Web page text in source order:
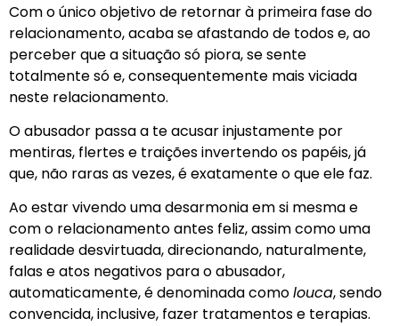
Com o único objetivo de retornar à primeira fase do
relacionamento, acaba se afastando de todos e, ao
perceber que a situação só piora, se sente
totalmente só e, consequentemente mais viciada
neste relacionamento.
O abusador passa a te acusar injustamente por
mentiras, flertes e traições invertendo os papéis, já
que, não raras as vezes, é exatamente o que ele faz.
Ao estar vivendo uma desarmonia em si mesma e
com o relacionamento antes feliz, assim como uma
realidade desvirtuada, direcionando, naturalmente,
falas e atos negativos para o abusador,
automaticamente, é denominada comolouca, sendo
convencida, inclusive, fazer tratamentos e terapias.